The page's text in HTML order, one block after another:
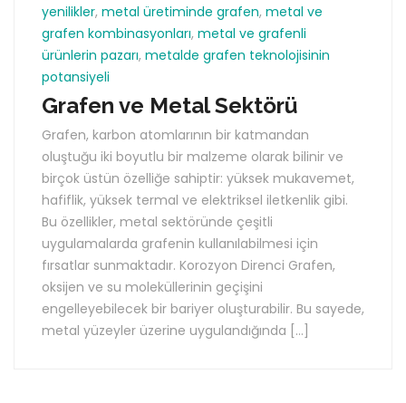
yenilikler, metal üretiminde grafen, metal ve
grafen kombinasyonları, metal ve grafenli
ürünlerin pazarı, metalde grafen teknolojisinin
potansiyeli
Grafen ve Metal Sektörü
Grafen, karbon atomlarının bir katmandan
oluştuğu iki boyutlu bir malzeme olarak bilinir ve
birçok üstün özelliğe sahiptir: yüksek mukavemet,
hafiflik, yüksek termal ve elektriksel iletkenlik gibi.
Bu özellikler, metal sektöründe çeşitli
uygulamalarda grafenin kullanılabilmesi için
fırsatlar sunmaktadır. Korozyon Direnci Grafen,
oksijen ve su moleküllerinin geçişini
engelleyebilecek bir bariyer oluşturabilir. Bu sayede,
metal yüzeyler üzerine uygulandığında […]